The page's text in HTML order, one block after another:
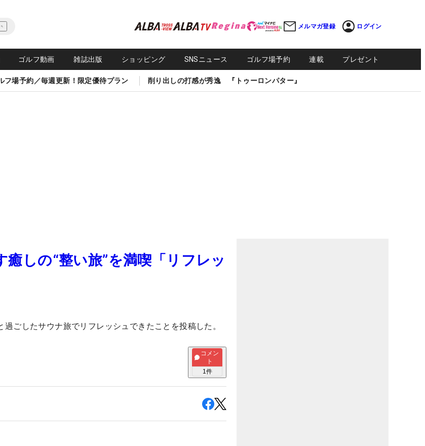
メルマガ登録 ログイン
ゴルフ動画 雑誌出版 ショッピング SNSニュース ゴルフ場予約 連載 プレゼント
フ場予約／毎週更新！限定優待プラン 削り出しの打感が秀逸 『トゥーロンパター』
しの“整い旅”を満喫「リフレッ
ごしたサウナ旅でリフレッシュできたことを投稿した。
コメン
ト
1件